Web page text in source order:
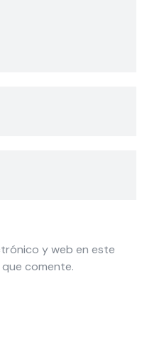
y web en este
comente.